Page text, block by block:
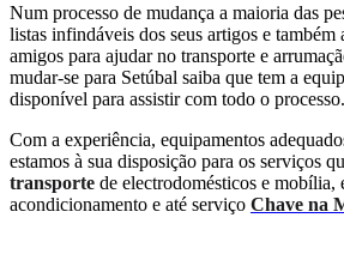
Num processo de mudança a maioria das
listas infindáveis dos seus artigos e também
amigos para ajudar no transporte e
mudar-se para Setúbal saiba que tem a
disponível para assistir com todo o processo.
Com a experiência, equipamentos
estamos à sua disposição para os serviços
transporte de electrodomésticos e mobília,
acondicionamento e até serviço Chave na